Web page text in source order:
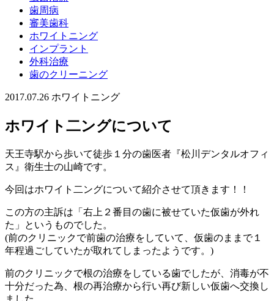
歯周病
審美歯科
ホワイトニング
インプラント
外科治療
歯のクリーニング
2017.07.26 ホワイトニング
ホワイト二ングについて
天王寺駅から歩いて徒歩１分の歯医者『松川デンタルオフィ
ス』衛生士の山崎です。
今回はホワイト二ングについて紹介させて頂きます！！
この方の主訴は「右上２番目の歯に被せていた仮歯が外れ
た」というものでした。
(前のクリニックで前歯の治療をしていて、仮歯のままで１
年程過ごしていたが取れてしまったようです。)
前のクリニックで根の治療をしている歯でしたが、消毒が不
十分だった為、根の再治療から行い再び新しい仮歯へ交換し